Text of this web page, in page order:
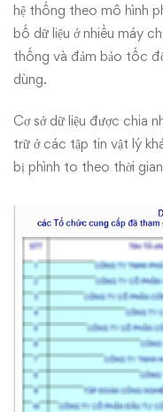
hệ thống theo mô hình
bố dữ liệu ở nhiều máy
thống và đảm bảo tốc
dùng.
Cơ sở dữ liệu được chia
trữ ở các tập tin vật lý
bị phình to theo thời